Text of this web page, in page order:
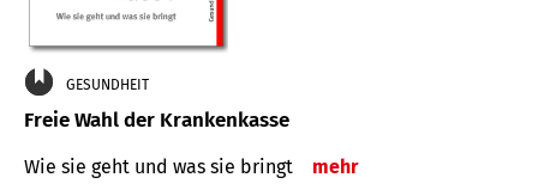
GESUNDHEIT
Freie Wahl der Krankenkasse
Wie sie geht und was sie bringt mehr